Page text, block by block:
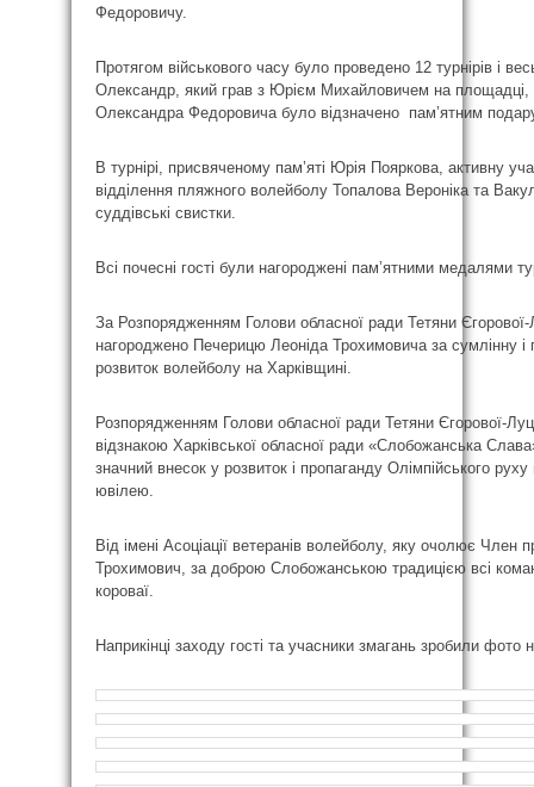
Федоровичу.
Протягом військового часу було проведено 12 турнірів і
Олександр, який грав з Юрієм Михайловичем на площадці,
Олександра Федоровича було відзначено пам’ятним
В турнірі, присвяченому пам’яті Юрія Пояркова, активну
відділення пляжного волейболу Топалова Вероніка та
суддівські свистки.
Всі почесні гості були нагороджені пам’ятними медалями
За Розпорядженням Голови обласної ради Тетяни
нагороджено Печерицю Леоніда Трохимовича за сумлінну
розвиток волейболу на Харківщині.
Розпорядженням Голови обласної ради Тетяни Єгорової-
відзнакою Харківської обласної ради «Слобожанська
значний внесок у розвиток і пропаганду Олімпійського руху
ювілею.
Від імені Асоціації ветеранів волейболу, яку очолює Член
Трохимович, за доброю Слобожанською традицією всі
короваї.
Наприкінці заходу гості та учасники змагань зробили фото